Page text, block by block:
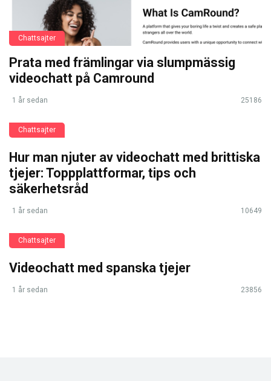
Chattsajter
Prata med främlingar via slumpmässig
videochatt på Camround
1 år sedan 25186
Chattsajter
Hur man njuter av videochatt med brittiska
tjejer: Toppplattformar, tips och
säkerhetsråd
1 år sedan 10649
Chattsajter
Videochatt med spanska tjejer
1 år sedan 23856